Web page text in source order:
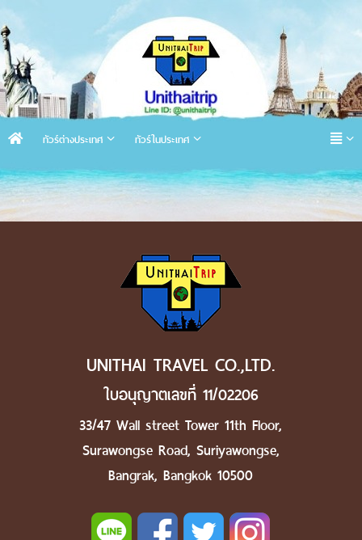
ทัวร์ต่างประเทศ ทัวร์ในประเทศ
UNITHAI TRAVEL CO.,LTD.
ใบอนุญาตเลขที่ 11/02206
33/47 Wall street Tower 11th Floor,
Surawongse Road, Suriyawongse,
Bangrak, Bangkok 10500